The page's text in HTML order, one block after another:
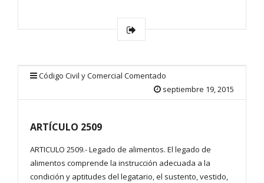
Código Civil y Comercial Comentado
septiembre 19, 2015
ARTÍCULO 2509
ARTICULO 2509.- Legado de alimentos. El legado de
alimentos comprende la instrucción adecuada a la
condición y aptitudes del legatario, el sustento, vestido,